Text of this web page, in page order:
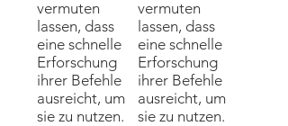
vermuten
lassen, dass
eine schnelle
Erforschung
ihrer Befehle
ausreicht, um
sie zu nutzen.
vermuten
lassen, dass
eine schnelle
Erforschung
ihrer Befehle
ausreicht, um
sie zu nutzen.